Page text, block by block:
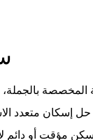
بالجملة،
حل إسكان متعدد
مؤقت أو دائم